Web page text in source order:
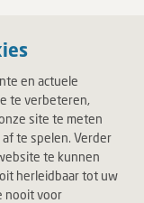
en actuele
te verbeteren,
site te meten
te spelen. Verder
te kunnen
herleidbaar tot uw
nooit voor